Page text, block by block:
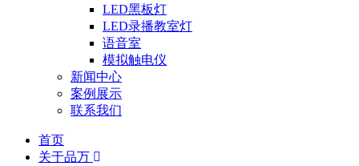
LED黑板灯
LED录播教室灯
语音室
模拟触电仪
新闻中心
案例展示
联系我们
首页
关于品万